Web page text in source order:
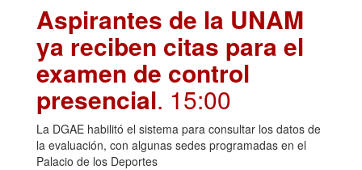
Aspirantes de la UNAM
ya reciben citas para el
examen de control
presencial. 15:00
La DGAE habilitó el sistema para consultar los datos de
la evaluación, con algunas sedes programadas en el
Palacio de los Deportes